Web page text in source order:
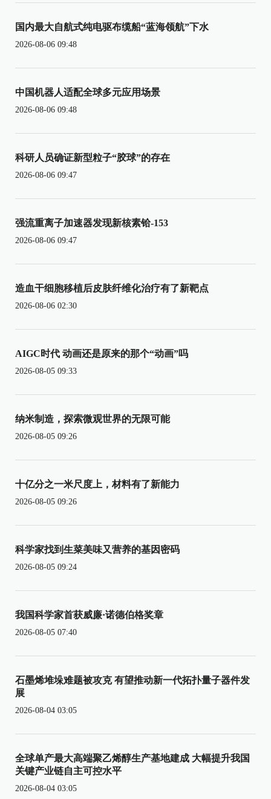
国内最大自航式纯电驱布缆船“蓝海领航”下水
2026-08-06 09:48
中国机器人适配全球多元应用场景
2026-08-06 09:48
科研人员确证新型粒子“胶球”的存在
2026-08-06 09:47
强流重离子加速器发现新核素铪-153
2026-08-06 09:47
造血干细胞移植后皮肤纤维化治疗有了新靶点
2026-08-06 02:30
AIGC时代 动画还是原来的那个“动画”吗
2026-08-05 09:33
纳米制造，探索微观世界的无限可能
2026-08-05 09:26
十亿分之一米尺度上，材料有了新能力
2026-08-05 09:26
科学家找到生菜美味又营养的基因密码
2026-08-05 09:24
我国科学家首获威廉·诺德伯格奖章
2026-08-05 07:40
石墨烯堆垛难题被攻克 有望推动新一代拓扑量子器件发
展
2026-08-04 03:05
全球单产最大高端聚乙烯醇生产基地建成 大幅提升我国
关键产业链自主可控水平
2026-08-04 03:05